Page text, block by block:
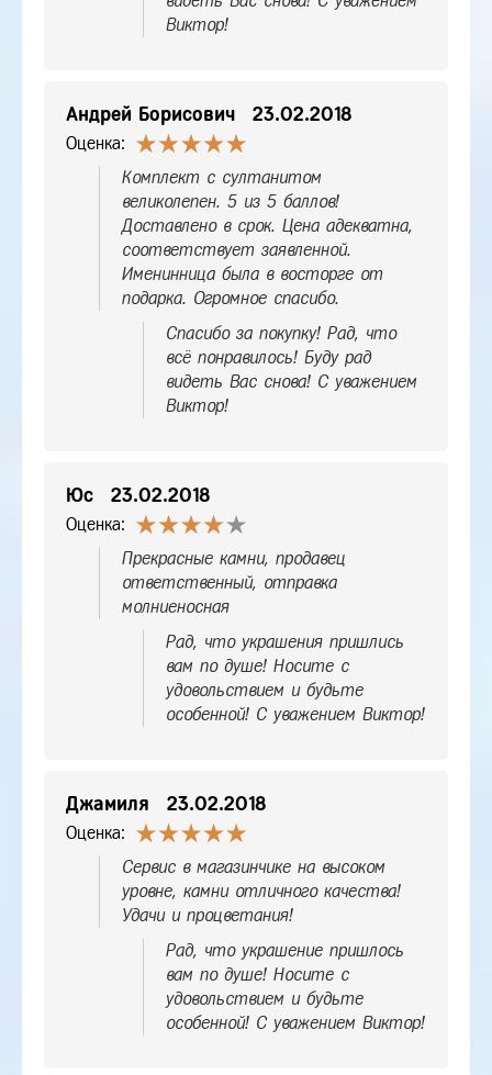
Виктор!
Андрей Борисович 23.02.2018
Оценка:
Комплект с султанитом
великолепен. 5 из 5 баллов!
Доставлено в срок. Цена адекватна,
соответствует заявленной.
Именинница была в восторге от
подарка. Огромное спасибо.
Спасибо за покупку! Рад, что
всё понравилось! Буду рад
видеть Вас снова! С уважением
Виктор!
Юс 23.02.2018
Оценка:
Прекрасные камни, продавец
ответственный, отправка
молниеносная
Рад, что украшения пришлись
вам по душе! Носите с
удовольствием и будьте
особенной! С уважением Виктор!
Джамиля 23.02.2018
Оценка:
Сервис в магазинчике на высоком
уровне, камни отличного качества!
Удачи и процветания!
Рад, что украшение пришлось
вам по душе! Носите с
удовольствием и будьте
особенной! С уважением Виктор!